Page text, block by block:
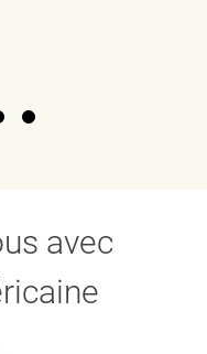
avec